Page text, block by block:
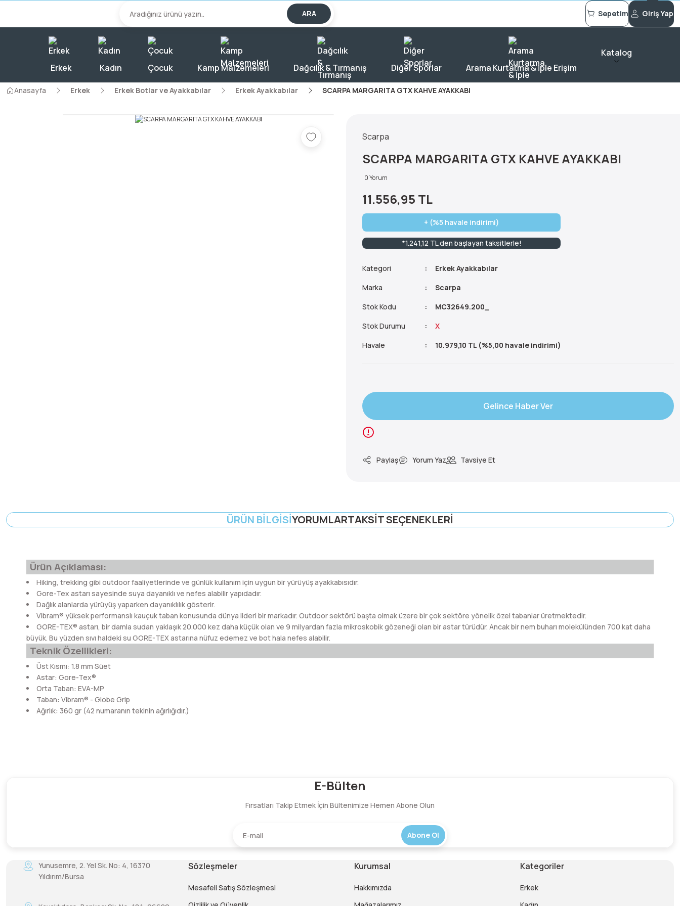
2000 TL Üzeri Alışverişlerde KARGO BEDAVA!
ARA Sepetim Giriş Yap
Erkek Kadın Çocuk Kamp Malzemeleri Dağcılık & Tırmanış Diğer Sporlar Arama Kurtarma & İple Erişim
Katalog
Anasayfa Erkek Erkek Botlar ve Ayakkabılar Erkek Ayakkabılar SCARPA MARGARITA GTX KAHVE AYAKKABI
Scarpa
SCARPA MARGARITA GTX KAHVE AYAKKABI
0 Yorum
11.556,95 TL
+ (%5 havale indirimi)
*1.241,12 TL den başlayan taksitlerle!
Kategori
Erkek Ayakkabılar
Marka
Scarpa
Stok Kodu
MC32649.200_
Stok Durumu
X
Havale
10.979,10 TL (%5,00 havale indirimi)
Gelince Haber Ver
Paylaş Yorum Yaz Tavsiye Et
ÜRÜN BILGISIYORUMLARTAKSIT SEÇENEKLERI
Ürün Açıklaması:
Hiking, trekking gibi outdoor faaliyetlerinde ve günlük kullanım için uygun bir yürüyüş ayakkabısıdır.
Gore-Tex astarı sayesinde suya dayanıklı ve nefes alabilir yapıdadır.
Dağlık alanlarda yürüyüş yaparken dayanıklılık gösterir.
Vibram® yüksek performanslı kauçuk taban konusunda dünya lideri bir markadır. Outdoor sektörü başta olmak üzere bir çok sektöre yönelik özel tabanlar üretmektedir.
GORE-TEX® astarı, bir damla sudan yaklaşık 20.000 kez daha küçük olan ve 9 milyardan fazla mikroskobik gözeneği olan bir astar türüdür. Ancak bir nem buharı molekülünden 700 kat daha
büyük. Bu yüzden sıvı haldeki su GORE-TEX astarına nüfuz edemez ve bot hala nefes alabilir.
Teknik Özellikleri:
Üst Kısmı: 1.8 mm Süet
Astar: Gore-Tex®
Orta Taban: EVA-MP
Taban: Vibram® - Globe Grip
Ağırlık: 360 gr (42 numaranın tekinin ağırlığıdır.)
Yorum Yaz
E-Bülten
Fırsatları Takip Etmek İçin Bültenimize Hemen Abone Olun
Abone Ol
Yunusemre, 2. Yel Sk. No: 4, 16370
Yıldırım/Bursa
Sözleşmeler
Mesafeli Satış Sözleşmesi
Kurumsal
Hakkımızda
Kategoriler
Erkek